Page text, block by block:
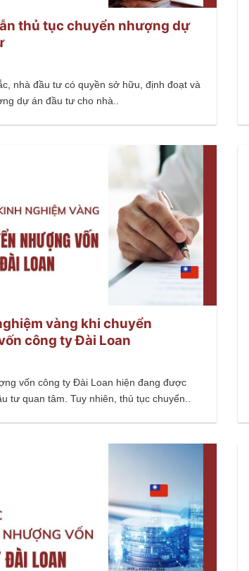
thủ tục chuyển nhượng dự
nhà đầu tư có quyền sở hữu, định đoạt và
dự án đầu tư cho nhà..
vàng khi chuyển
công ty Đài Loan
vốn công ty Đài Loan hiện đang được
tư quan tâm. Tuy nhiên, thủ tục chuyển..